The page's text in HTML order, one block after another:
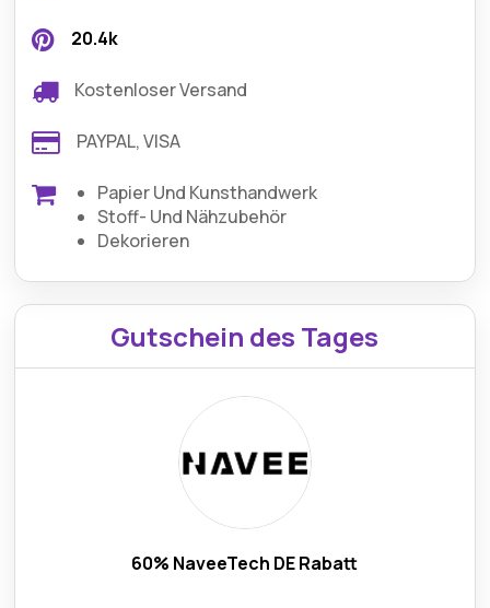
20.4k
Kostenloser Versand
PAYPAL, VISA
Papier Und Kunsthandwerk
Stoff- Und Nähzubehör
Dekorieren
Gutschein des Tages
60% NaveeTech DE Rabatt